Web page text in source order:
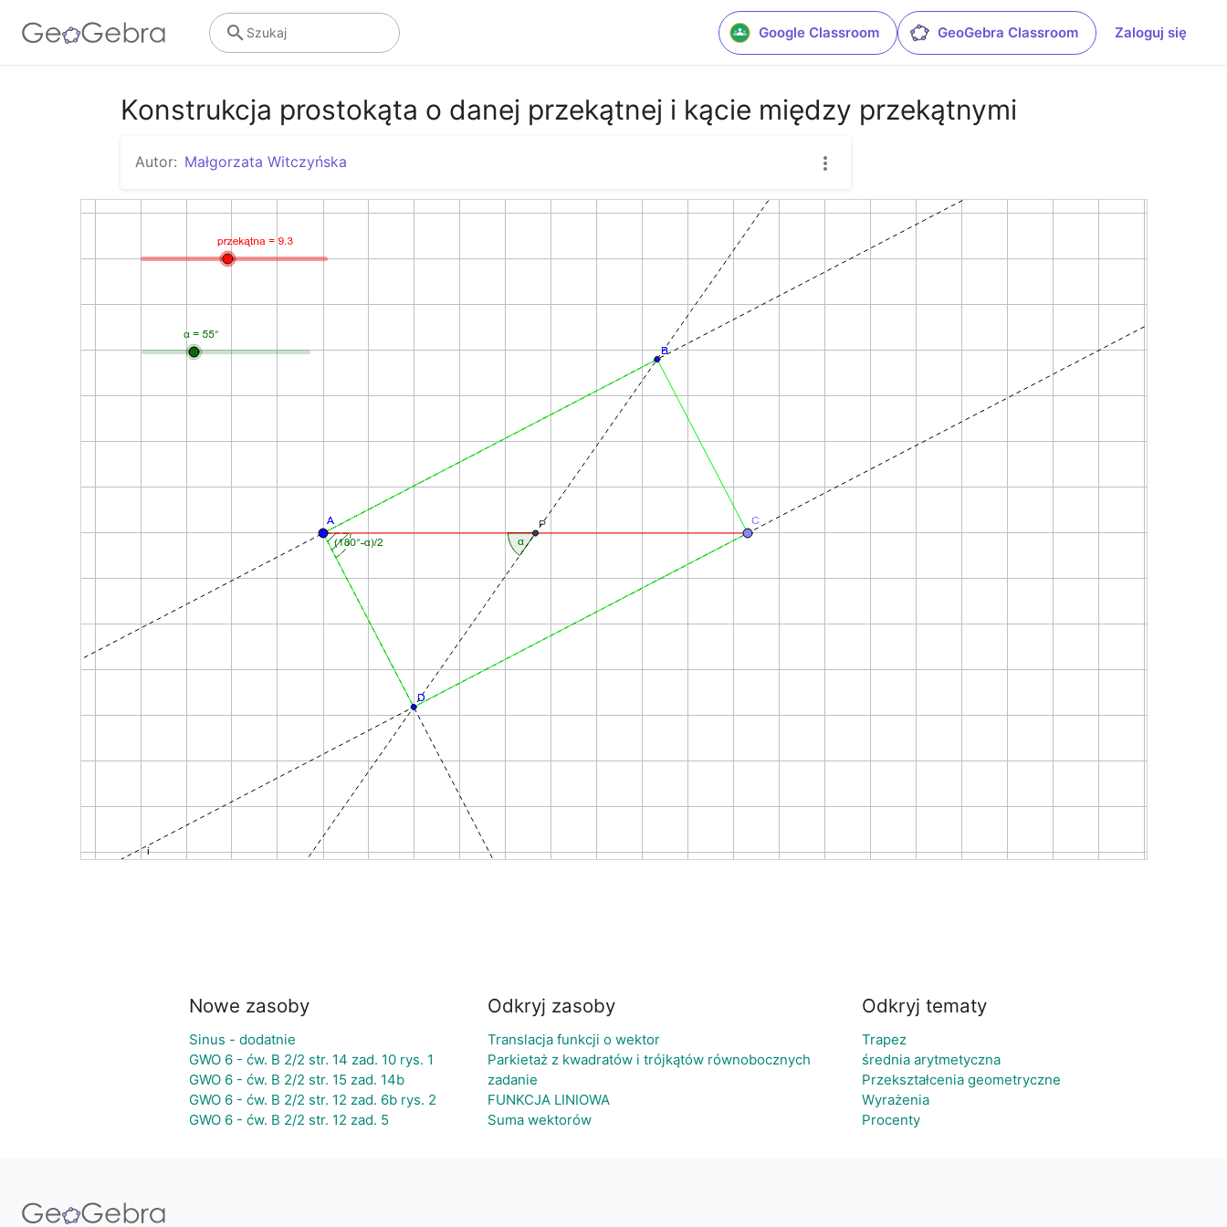
Google Classroom GeoGebra Classroom Zaloguj się
Szukaj
Konstrukcja prostokąta o danej przekątnej i kącie między przekątnymi
Autor: Małgorzata Witczyńska
Nowe zasoby
Sinus - dodatnie
GWO 6 - ćw. B 2/2 str. 14 zad. 10 rys. 1
GWO 6 - ćw. B 2/2 str. 15 zad. 14b
GWO 6 - ćw. B 2/2 str. 12 zad. 6b rys. 2
GWO 6 - ćw. B 2/2 str. 12 zad. 5
Odkryj zasoby
Translacja funkcji o wektor
Parkietaż z kwadratów i trójkątów równobocznych
zadanie
FUNKCJA LINIOWA
Suma wektorów
Odkryj tematy
Trapez
średnia arytmetyczna
Przekształcenia geometryczne
Wyrażenia
Procenty